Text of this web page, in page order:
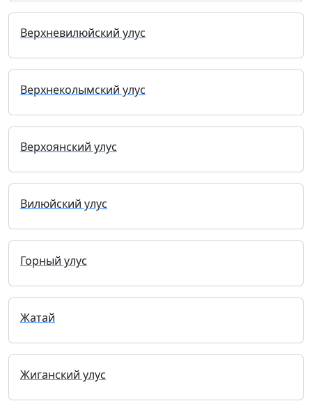
Верхневилюйский улус
Верхнеколымский улус
Верхоянский улус
Вилюйский улус
Горный улус
Жатай
Жиганский улус